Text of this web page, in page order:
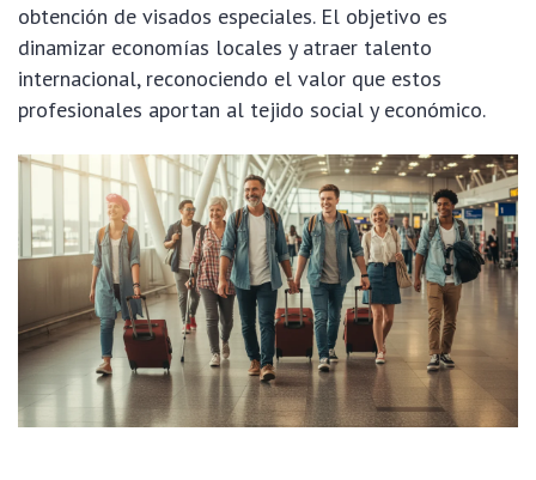
obtención de visados especiales. El objetivo es
dinamizar economías locales y atraer talento
internacional, reconociendo el valor que estos
profesionales aportan al tejido social y económico.